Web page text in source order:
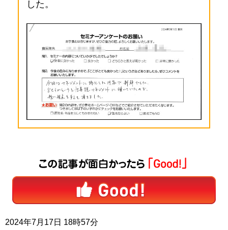
した 。
2024年7月17日 18時57分